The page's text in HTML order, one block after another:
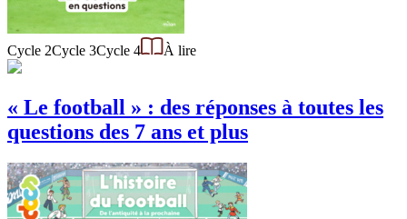
Cycle 2Cycle 3Cycle 4 À lire
« Le football » : des réponses à toutes les
questions des 7 ans et plus